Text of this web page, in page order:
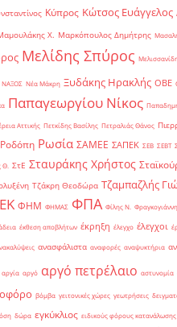
Κύπρος Κώτσος Ευάγγελος
Χ. Μαρκόπουλος Δημήτρης
Μελίδης Σπύρος
ΝΑΞΟΣ Νέα Μάκρη Ξυδάκης Ηρακλής ΟΒΕ
Παπαγεωργίου Νίκος
Αττικής Πετκίδης Βασίλης Πετραλιάς Θάνος
Ροδόπη Ρωσία ΣΑΜΕΕ ΣΑΠΕΚ ΣΕΒ ΣΕΒΤ
Θ. ΣτΕ Σταυράκης Χρήστος
Τζάκρη Θεοδώρα Τζαμπαζλής
ΦΗΜ ΦΗΜΑΣ ΦΠΑ Φίλης Ν.
έκθεση αποβλήτων έκρηξη έλεγχο έλεγχοι
ανασφάλιστα αναφορές αναψυκτήρια
αργία αργό αργό πετρέλαιο αστυνομία
βόμβα γειτονικές χώρες γεωτρήσεις
δώρα εγκύκλιος ειδικούς φόρους κατανάλωσης